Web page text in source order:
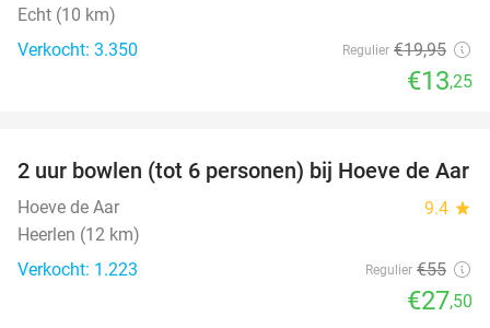
Echt (10 km)
Verkocht: 3.350
Regulier €19,95
€13,25
50%
2 uur bowlen (tot 6 personen) bij Hoeve de Aar
Hoeve de Aar 9.4 star
Heerlen (12 km)
Verkocht: 1.223
Regulier €55
€27,50